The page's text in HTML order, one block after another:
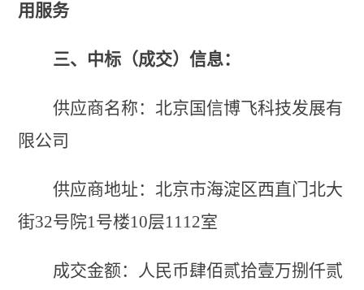
用服务
三、中标（成交）信息：
供应商名称：北京国信博飞科技发展有
限公司
供应商地址：北京市海淀区西直门北大
街32号院1号楼10层1112室
成交金额：人民币肆佰贰拾壹万捌仟贰